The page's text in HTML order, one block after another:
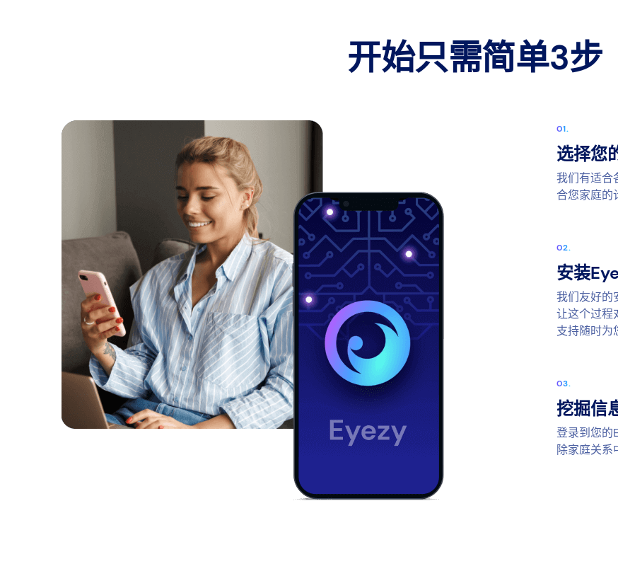
开始只需简单3步
选择您
我们有适合
合您家庭的
安装
我们友好的
让这个过程
支持随时为
挖掘信
登录到您的
除家庭关系